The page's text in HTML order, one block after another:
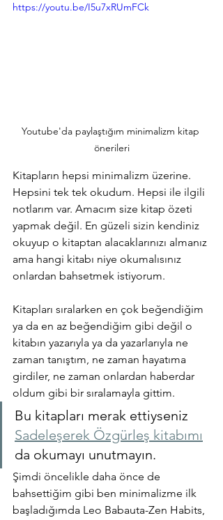
https://youtu.be/I5u7xRUmFCk
Youtube'da paylaştığım minimalizm kitap
önerileri
Kitapların hepsi minimalizm üzerine.
Hepsini tek tek okudum. Hepsi ile ilgili
notlarım var. Amacım size kitap özeti
yapmak değil. En güzeli sizin kendiniz
okuyup o kitaptan alacaklarınızı almanız
ama hangi kitabı niye okumalısınız
onlardan bahsetmek istiyorum.
Kitapları sıralarken en çok beğendiğim
ya da en az beğendiğim gibi değil o
kitabın yazarıyla ya da yazarlarıyla ne
zaman tanıştım, ne zaman hayatıma
girdiler, ne zaman onlardan haberdar
oldum gibi bir sıralamayla gittim.
Bu kitapları merak ettiyseniz
Sadeleşerek Özgürleş kitabımı
da okumayı unutmayın.
Şimdi öncelikle daha önce de
bahsettiğim gibi ben minimalizme ilk
başladığımda Leo Babauta-Zen Habits,